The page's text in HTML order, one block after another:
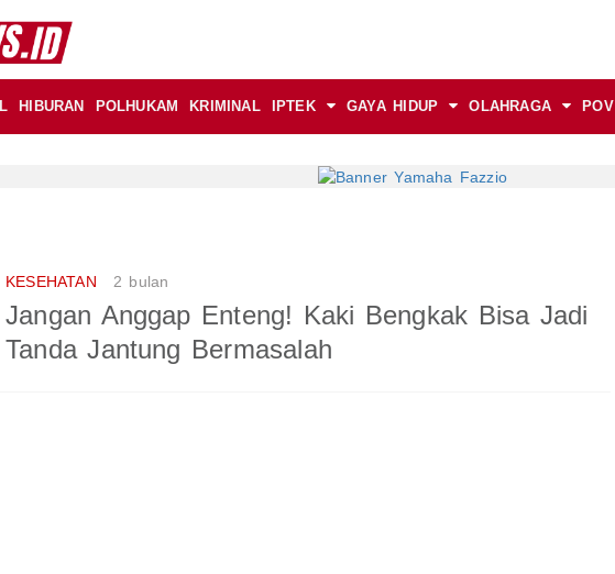
HIBURAN POLHUKAM KRIMINAL IPTEK GAYA HIDUP OLAHRAGA POV
KESEHATAN 2 bulan
Jangan Anggap Enteng! Kaki Bengkak Bisa Jadi
Tanda Jantung Bermasalah